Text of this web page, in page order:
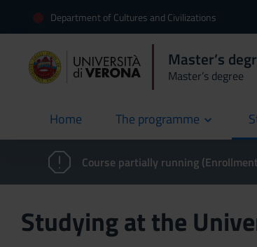
Department of Cultures and Civilizations
Master’s
Master’s degree
Home
current The programme
Course partially running
Studying at the